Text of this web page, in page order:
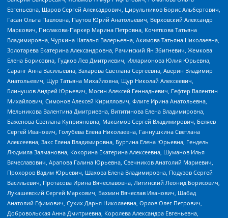
Евгеньевна, Щаров Сергей Алексадрович, Цирульников Борис Альбертович,
Гасан Ольга Павловна, Паутов Юрий Анатольевич, Верховский Александр
Маркович, Пислакова-Паркер Марина Петровна, Кочеткова Татьяна
Владимировна, Чуркина Наталья Валерьевна, Акимова Татьяна Николаевна,
Золотарева Екатерина Александровна, Рачинский Ян Збигневич, Жемкова
Елена Борисовна, Гудков Лев Дмитриевич, Илларионова Юлия Юрьевна,
Саранг Анна Васильевна, Захарова Светлана Сергеевна, Аверин Владимир
Анатольевич, Щур Татьяна Михайловна, Щур Николай Алексеевич,
Блинушов Андрей Юрьевич, Мосин Алексей Геннадьевич, Гефтер Валентин
Михайлович, Симонов Алексей Кириллович, Флиге Ирина Анатольевна,
Мельникова Валентина Дмитриевна, Вититинова Елена Владимировна,
Баженова Светлана Куприяновна, Максимов Сергей Владимирович, Беляев
Сергей Иванович, Голубева Елена Николаевна, Ганнушкина Светлана
Алексеевна, Закс Елена Владимировна, Буртина Елена Юрьевна, Гендель
Людмила Залмановна, Кокорина Екатерина Алексеевна, Шуманов Илья
Вячеславович, Арапова Галина Юрьевна, Свечников Анатолий Мариевич,
Прохоров Вадим Юрьевич, Шахова Елена Владимировна, Подузов Сергей
Васильевич, Протасова Ирина Вячеславовна, Литинский Леонид Борисович,
Лукашевский Сергей Маркович, Бахмин Вячеслав Иванович, Шабад
Анатолий Ефимович, Сухих Дарья Николаевна, Орлов Олег Петрович,
Добровольская Анна Дмитриевна, Королева Александра Евгеньевна,